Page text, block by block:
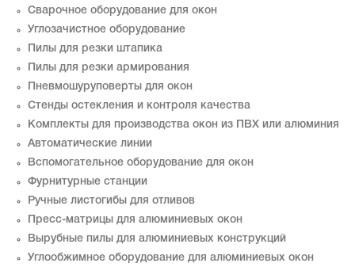
Сварочное оборудование для окон
Углозачистное оборудование
Пилы для резки штапика
Пилы для резки армирования
Пневмошуруповерты для окон
Стенды остекления и контроля качества
Комплекты для производства окон из ПВХ или алюминия
Автоматические линии
Вспомогательное оборудование для окон
Фурнитурные станции
Ручные листогибы для отливов
Пресс-матрицы для алюминиевых окон
Вырубные пилы для алюминиевых конструкций
Углообжимное оборудование для алюминиевых окон